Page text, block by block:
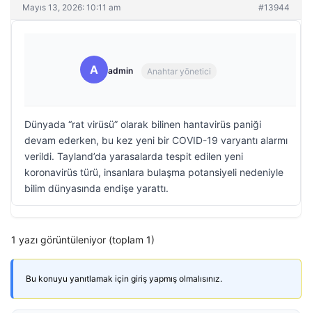
Mayıs 13, 2026: 10:11 am #13944
A admin Anahtar yönetici
Dünyada “rat virüsü” olarak bilinen hantavirüs paniği
devam ederken, bu kez yeni bir COVID-19 varyantı alarmı
verildi. Tayland’da yarasalarda tespit edilen yeni
koronavirüs türü, insanlara bulaşma potansiyeli nedeniyle
bilim dünyasında endişe yarattı.
1 yazı görüntüleniyor (toplam 1)
Bu konuyu yanıtlamak için giriş yapmış olmalısınız.